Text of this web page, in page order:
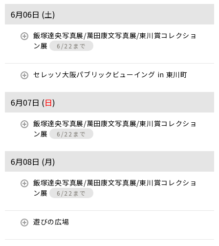
6月06日 (土)
飯塚達央写真展/萬田康文写真展/東川賞コレクショ
ン展
6/22まで
セレッソ大阪パブリックビューイング in 東川町
6月07日 (日)
飯塚達央写真展/萬田康文写真展/東川賞コレクショ
ン展
6/22まで
6月08日 (月)
飯塚達央写真展/萬田康文写真展/東川賞コレクショ
ン展
6/22まで
遊びの広場